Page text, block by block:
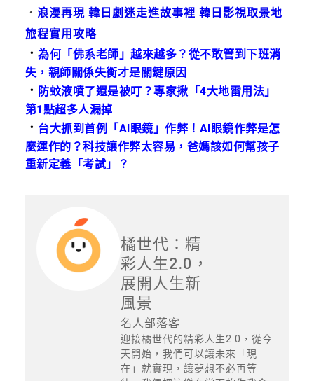
． 浪漫再現 韓日劇迷走進故事裡 韓日影視取景地
旅程實用攻略
．為何「佛系老師」越來越多？從不敢管到下班消
失，親師關係失衡才是關鍵原因
． 防蚊液噴了還是被叮？專家揪「4大地雷用法」
第1點超多人漏掉
． 台大抓到首例「AI眼鏡」作弊！AI眼鏡作弊是怎
麼運作的？科技讓作弊太容易，爸媽該如何幫孩子
重新定義「考試」？
橘世代：精
彩人生2.0，
展開人生新
風景
名人部落客
迎接橘世代的精彩人生2.0，從今
天開始，我們可以讓未來「現
在」就實現，讓夢想不必再等